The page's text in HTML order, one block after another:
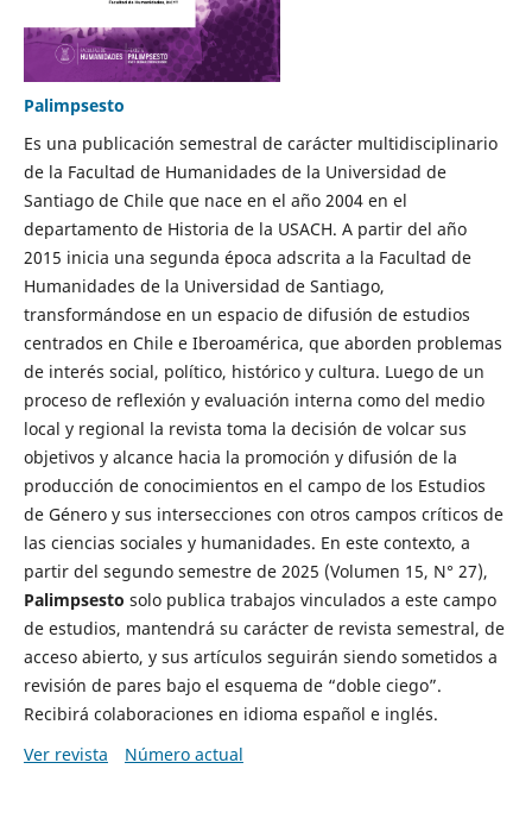
Palimpsesto
Es una publicación semestral de carácter multidisciplinario
de la Facultad de Humanidades de la Universidad de
Santiago de Chile que nace en el año 2004 en el
departamento de Historia de la USACH. A partir del año
2015 inicia una segunda época adscrita a la Facultad de
Humanidades de la Universidad de Santiago,
transformándose en un espacio de difusión de estudios
centrados en Chile e Iberoamérica, que aborden problemas
de interés social, político, histórico y cultura. Luego de un
proceso de reflexión y evaluación interna como del medio
local y regional la revista toma la decisión de volcar sus
objetivos y alcance hacia la promoción y difusión de la
producción de conocimientos en el campo de los Estudios
de Género y sus intersecciones con otros campos críticos de
las ciencias sociales y humanidades. En este contexto, a
partir del segundo semestre de 2025 (Volumen 15, N° 27),
Palimpsesto solo publica trabajos vinculados a este campo
de estudios, mantendrá su carácter de revista semestral, de
acceso abierto, y sus artículos seguirán siendo sometidos a
revisión de pares bajo el esquema de “doble ciego”.
Recibirá colaboraciones en idioma español e inglés.
Ver revista
Número actual